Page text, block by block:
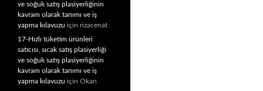
ve soğuk satış plasiyerliğinin
kavram olarak tanımı ve iş
yapma kılavuzu için rizacenat
17-Hızlı tüketim ürünleri
satıcısı, sıcak satış plasiyerliği
ve soğuk satış plasiyerliğinin
kavram olarak tanımı ve iş
yapma kılavuzu için Okan